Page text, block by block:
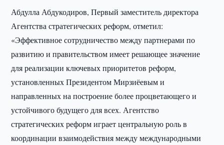
Абдулла Абдукодиров, Первый заместитель директора
Агентства стратегических реформ, отметил:
«Эффективное сотрудничество между партнерами по
развитию и правительством имеет решающее значение
для реализации ключевых приоритетов реформ,
установленных Президентом Мирзиёевым и
направленных на построение более процветающего и
устойчивого будущего для всех. Агентство
стратегических реформ играет центральную роль в
координации взаимодействия между международными